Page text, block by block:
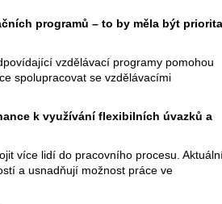
programů – to by měla být priorita
vzdělávací programy pomohou
spolupracovat se vzdělávacími
k využívání flexibilních úvazků a
více lidí do pracovního procesu.
a usnadňují možnost práce ve